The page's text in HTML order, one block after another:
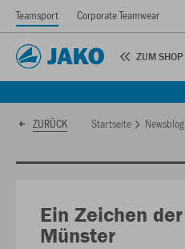
Teamsport Corporate Teamwear
ZUM SHOP
ZURÜCK Startseite Newsblog
Ein Zeichen
Münster